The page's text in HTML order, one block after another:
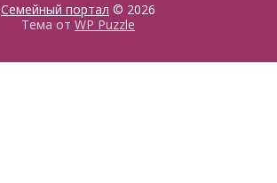
Семейный портал © 2026
Тема от WP Puzzle